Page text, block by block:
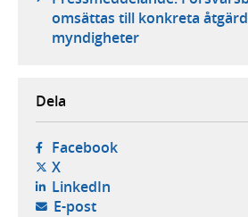
omsättas till konkreta
myndigheter
Dela
Facebook- öppnas i ny flik,
X- öppnas i ny flik, extern
LinkedIn- öppnas i ny flik,
E-post- öppnar din e-